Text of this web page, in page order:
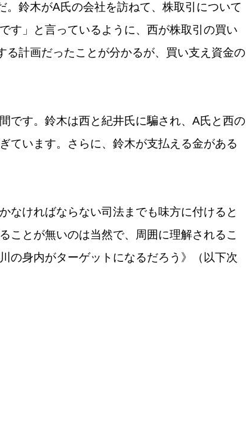
鈴木がA氏の会社を訪ねて、株取引について
す」と言っているように、西が株取引の買い
計画だったことが分かるが、買い支え資金の
です。鈴木は西と紀井氏に騙され、A氏と西の
ています。さらに、鈴木が支払える金がある
なければならない司法までも味方に付けると
ことが無いのは当然で、周囲に理解されるこ
の身内がターゲットになるだろう》（以下次